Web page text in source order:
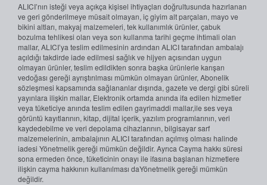
ALICI’nın isteği veya açıkça kişisel ihtiyaçları doğrultusunda hazırlanan
ve geri gönderilmeye müsait olmayan, iç giyim alt parçaları, mayo ve
bikini altları, makyaj malzemeleri, tek kullanımlık ürünler, çabuk
bozulma tehlikesi olan veya son kullanma tarihi geçme ihtimali olan
mallar, ALICI’ya teslim edilmesinin ardından ALICI tarafından ambalajı
açıldığı takdirde iade edilmesi sağlık ve hijyen açısından uygun
olmayan ürünler, teslim edildikten sonra başka ürünlerle karışan
vedoğası gereği ayrıştırılması mümkün olmayan ürünler, Abonelik
sözleşmesi kapsamında sağlananlar dışında, gazete ve dergi gibi süreli
yayınlara ilişkin mallar, Elektronik ortamda anında ifa edilen hizmetler
veya tüketiciye anında teslim edilen gayrimaddi mallar,ile ses veya
görüntü kayıtlarının, kitap, dijital içerik, yazılım programlarının, veri
kaydedebilme ve veri depolama cihazlarının, bilgisayar sarf
malzemelerinin, ambalajının ALICI tarafından açılmış olması halinde
iadesi Yönetmelik gereği mümkün değildir. Ayrıca Cayma hakkı süresi
sona ermeden önce, tüketicinin onayı ile ifasına başlanan hizmetlere
ilişkin cayma hakkının kullanılması daYönetmelik gereği mümkün
değildir.